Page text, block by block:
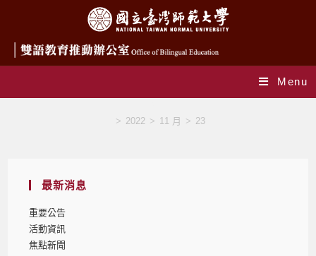
Menu
> 2022 > 11 月 > 23
最新消息
重要公告
活動資訊
焦點新聞